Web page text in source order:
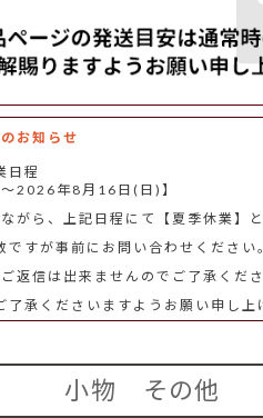
お知らせ
日程
2026年8月16日(日)】
がら、上記日程にて【夏季休業】
すが事前にお問い合わせください
返信は出来ませんのでご了承くださ
承くださいますようお願い申し上
小物 その他